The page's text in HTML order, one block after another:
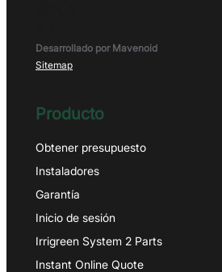
Desarrollado por Mavenoid
Sitemap
Producto
Obtener presupuesto
Instaladores
Garantía
Inicio de sesión
Irrigreen System 2 Parts
Instant Online Quote